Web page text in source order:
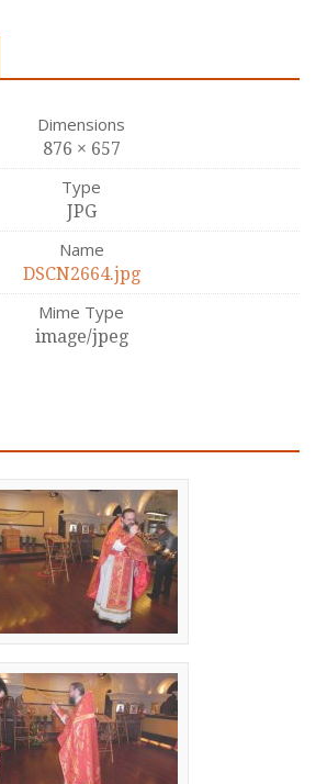
Dimensions
876 × 657
Type
JPG
Name
DSCN2664.jpg
Mime Type
image/jpeg